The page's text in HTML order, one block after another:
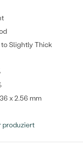
to Slightly Thick
x 2.56 mm
produziert